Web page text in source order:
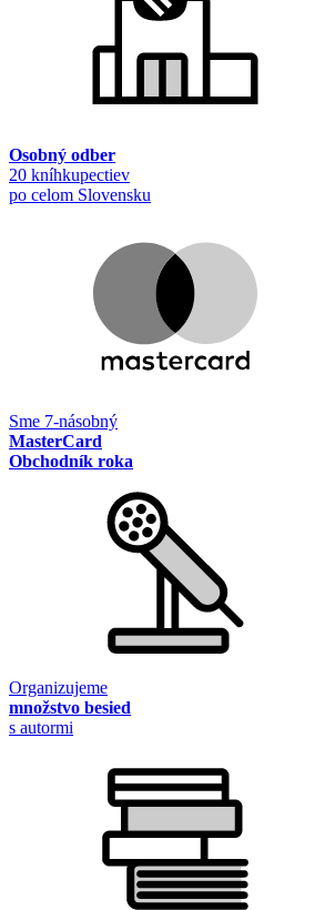
Osobný odber
20 kníhkupectiev
po celom Slovensku
Sme 7-násobný
MasterCard
Obchodník roka
Organizujeme
množstvo besied
s autormi